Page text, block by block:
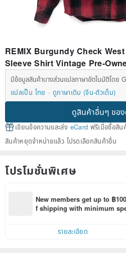
REMIX Burgundy Check
Sleeve Shirt Vintage Pre-
มีข้อมูลสินค้าบางส่วนแปลภาษาอัตโนมัติโดย
แปลเป็น ไทย
ดูภาษาเดิม (จีน-ตัวเต็ม)
ดูสินค้าอื่นๆ ของ
เขียนข้อความและส่ง eCard ฟรีเมื่อซื้อสิน
สินค้าหยุดจำหน่ายแล้ว โปรดเลือกสินค้าอื่น
โปรโมชั่นพิเศษ
New members get up to ฿
f shipping with minimum
within 7 days!
รายละเอียด